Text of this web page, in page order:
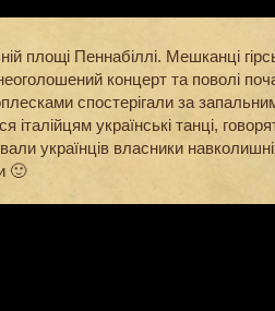
площі Пеннабіллі. Мешканці
концерт та поволі
спостерігали за
українські танці,
українців власники
🙂